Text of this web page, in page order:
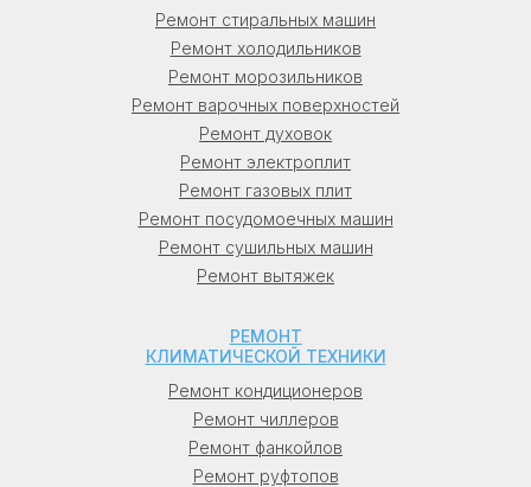
Красноярске (Красноярск), в Самаре
(Самара), в Уфе (Уфа), в Ростове-на-Дону
(Ростов-на-Дону), в Омске (Омск), в
Краснодаре (Краснодар), в Воронеже
(Воронеж), в Перми (Пермь), в Волгограде
(Волгоград), в Саратове (Саратов), в
Тюмени (Тюмень), в Тольятти, в Барнауле
(Барнаул), в Ижевске (Ижевск), в
Махачкале (Махачкала), в Хабаровске
(Хабаровск), в Ульяновске (Ульяновск), в
(Владивосток).
Украина: в Киеве (Киев), в Харькове
(Харьков), в Одессе (Одесса), в Днепре
(Днепр), во Львове (Львов), в Кривом Роге
Ремонт стиральных машин
Ремонт холодильников
Ремонт морозильников
Ремонт варочных поверхностей
Ремонт духовок
Ремонт электроплит
Ремонт газовых плит
Ремонт посудомоечных машин
Ремонт сушильных машин
Ремонт вытяжек
РЕМОНТ
КЛИМАТИЧЕСКОЙ ТЕХНИКИ
Ремонт кондиционеров
Ремонт чиллеров
Ремонт фанкойлов
Ремонт руфтопов